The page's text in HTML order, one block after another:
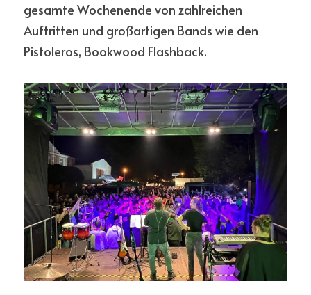
gesamte Wochenende von zahlreichen
Auftritten und großartigen Bands wie den
Pistoleros, Bookwood Flashback.